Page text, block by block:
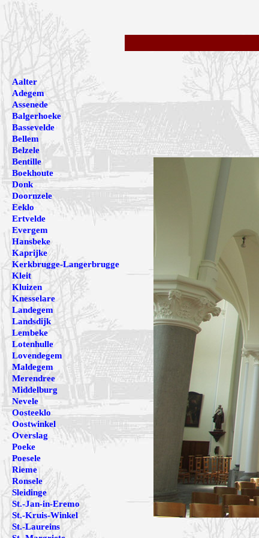
Aalter
Adegem
Assenede
Balgerhoeke
Bassevelde
Bellem
Belzele
Bentille
Boekhoute
Donk
Doornzele
Eeklo
Ertvelde
Evergem
Hansbeke
Kaprijke
Kerkbrugge-Langerbrugge
Kleit
Kluizen
Knesselare
Landegem
Landsdijk
Lembeke
Lotenhulle
Lovendegem
Maldegem
Merendree
Middelburg
Nevele
Oosteeklo
Oostwinkel
Overslag
Poeke
Poesele
Rieme
Ronsele
Sleidinge
St.-Jan-in-Eremo
St.-Kruis-Winkel
St.-Laureins